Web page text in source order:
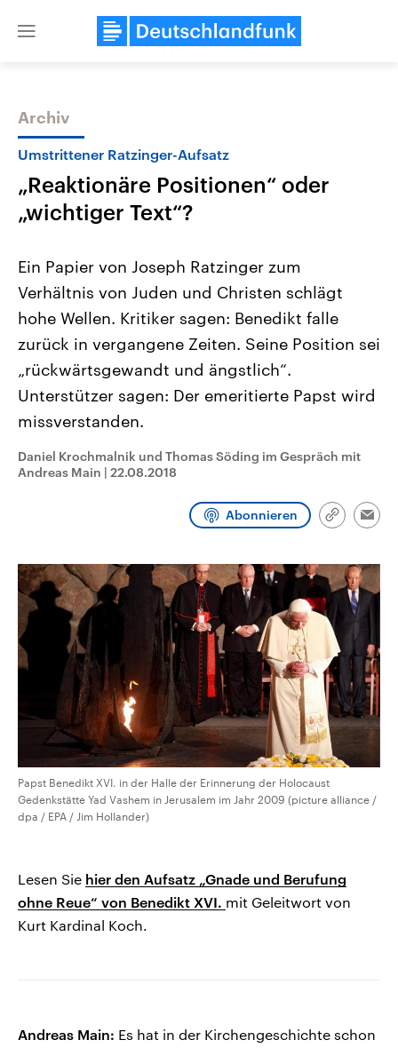
Close
Themen
Landtagswahl Sachsen-Anhalt
2026
Alle Informationen
Sachsen-Anhalt wählt am 6.
September 2026 einen neuen
Landtag. Seit 2021 wird das
Bundesland von einer Koalition aus
CDU, SPD und FDP regiert.-
Umfragen, Prognosen,
und Hintergründe zu den Parteien
und Kandidaten der anstehenden
Wahl.
USA
Aktuelle Beiträge,
Hintergründe
Wirtschaftlich und
gehören die Vereinigten
den mächtigsten Ländern
mit großem Einfluss auf
aktuelle Weltgeschehen.
Sendungen Programm Podcasts
Archiv
Umstrittener Ratzinger-Aufsatz
„Reaktionäre Positionen“ oder
„wichtiger Text“?
Ein Papier von Joseph Ratzinger zum
Verhältnis von Juden und Christen schlägt
hohe Wellen. Kritiker sagen: Benedikt falle
zurück in vergangene Zeiten. Seine Position sei
„rück­wärts­ge­wandt und ängstlich“.
Unterstützer sagen: Der emeritierte Papst wird
missverstanden.
Daniel Krochmalnik und Thomas Söding im Gespräch mit
Andreas Main | 22.08.2018
Abonnieren
Link
Papst Benedikt XVI. in der Halle der Erinnerung der Holocaust
Gedenkstätte Yad Vashem in Jerusalem im Jahr 2009 (picture alliance /
dpa / EPA / Jim Hollander)
Lesen Sie hier den Aufsatz „Gnade und Berufung
ohne Reue“ von Benedikt XVI. mit Geleitwort von
Kurt Kardinal Koch.
Andreas Main: Es hat in der Kirchengeschichte schon